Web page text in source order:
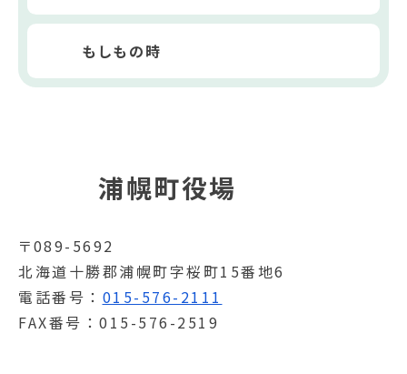
もしもの時
浦幌町役場
〒089-5692
北海道十勝郡浦幌町字桜町15番地6
電話番号
015-576-2111
FAX番号
015-576-2519